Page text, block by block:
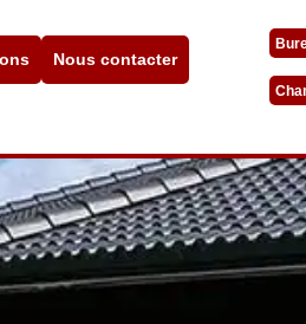
Nous contacter